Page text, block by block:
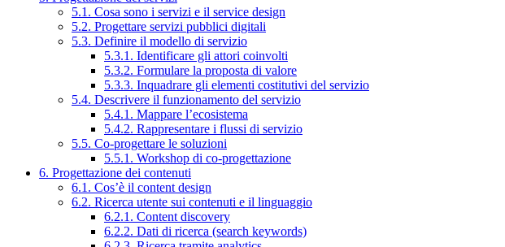
5.1. Cosa sono i servizi e il service design
5.2. Progettare servizi pubblici digitali
5.3. Definire il modello di servizio
5.3.1. Identificare gli attori coinvolti
5.3.2. Formulare la proposta di valore
5.3.3. Inquadrare gli elementi costitutivi del servizio
5.4. Descrivere il funzionamento del servizio
5.4.1. Mappare l’ecosistema
5.4.2. Rappresentare i flussi di servizio
5.5. Co-progettare le soluzioni
5.5.1. Workshop di co-progettazione
6. Progettazione dei contenuti
6.1. Cos’è il content design
6.2. Ricerca utente sui contenuti e il linguaggio
6.2.1. Content discovery
6.2.2. Dati di ricerca (search keywords)